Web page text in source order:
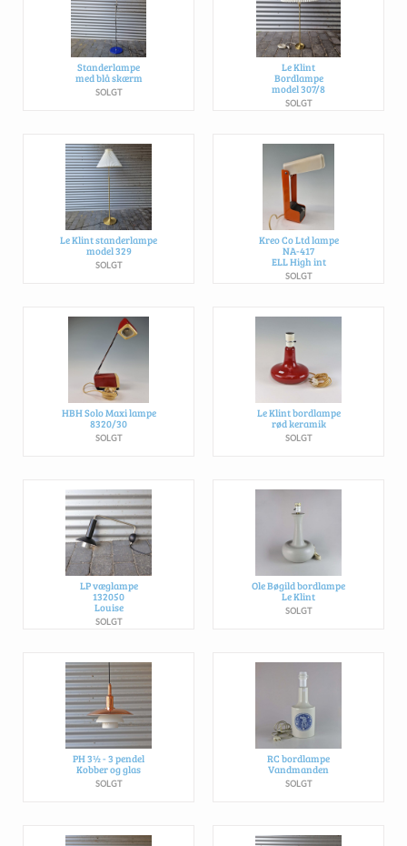
Standerlampe
med blå skærm
SOLGT
Le Klint
Bordlampe
model 307/8
SOLGT
Le Klint standerlampe
model 329
SOLGT
Kreo Co Ltd lampe
NA-417
ELL High int
SOLGT
HBH Solo Maxi lampe
8320/30
SOLGT
Le Klint bordlampe
rød keramik
SOLGT
LP væglampe
132050
Louise
SOLGT
Ole Bøgild bordlampe
Le Klint
SOLGT
PH 3½ - 3 pendel
Kobber og glas
SOLGT
RC bordlampe
Vandmanden
SOLGT